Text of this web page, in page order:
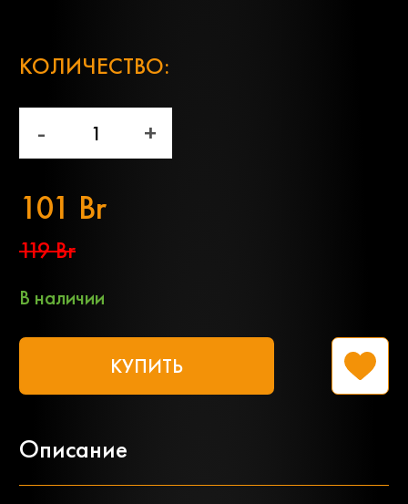
КОЛИЧЕСТВО:
- +
101 Br
119 Br
В наличии
КУПИТЬ
Описание